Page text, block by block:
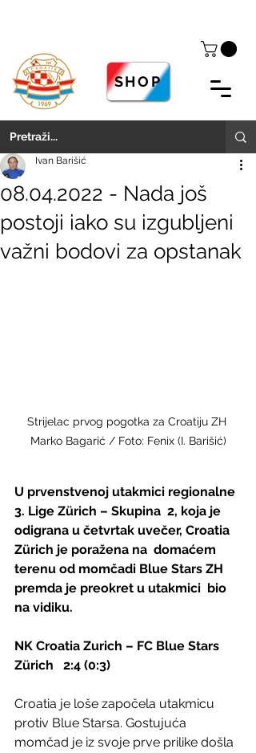
SHOP
08.04.2022 - Nada još
postoji iako su izgubljeni
važni bodovi za opstanak
Ivan Barišić
Strijelac prvog pogotka za Croatiju ZH
Marko Bagarić / Foto: Fenix (I. Barišić)
U prvenstvenoj utakmici regionalne
3. Lige Zürich – Skupina  2, koja je
odigrana u četvrtak uvečer, Croatia
Zürich je poražena na  domaćem
terenu od momčadi Blue Stars ZH
premda je preokret u utakmici  bio
na vidiku.
NK Croatia Zurich – FC Blue Stars
Zürich   2:4 (0:3)
Croatia je loše započela utakmicu
protiv Blue Starsa. Gostujuća
momčad je iz svoje prve prilike došla